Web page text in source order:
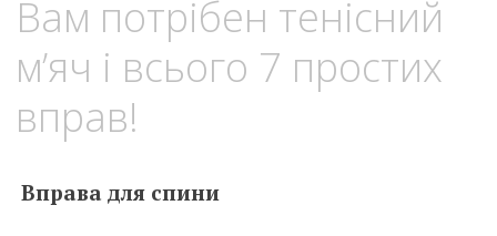
Вам потрібен тенісний
м’яч і всього 7 простих
вправ!
Вправа для спини